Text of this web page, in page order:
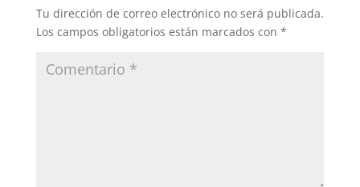
Tu dirección de correo electrónico no será publicada.
Los campos obligatorios están marcados con *